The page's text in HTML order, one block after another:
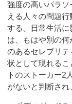
強度の高いパラ
える人々の問題
する。日常生活に
は、もはや別の
のあるセレブリ
状として現れるこ
トのストーカー2
がないと判断され